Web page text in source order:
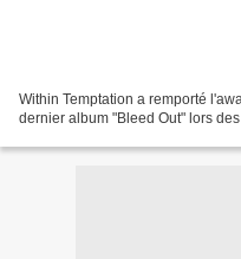
Within Temptation a remporté
dernier album "Bleed Out" lors